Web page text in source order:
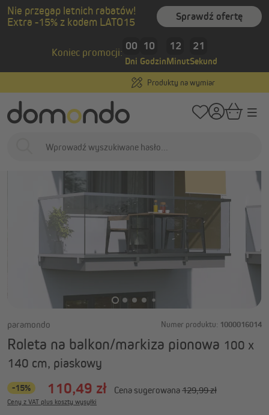
zawartości
Nie przegap letnich rabatów!
Extra -15% z kodem LATO15
Sprawdź ofertę
Koniec promocji: 00
Dni
10
Godzin
12
Minut
20
Sekund
Produkty na wymiar
Strona główna Osłony zewnętrzne Markizy / Markizy w
paramondo Numer produktu: 1000016014
Roleta na balkon/markiza pionowa 100 x
140 cm, piaskowy
-15% 110,49 zł Cena sugerowana129,99 zł
Ceny z VAT plus koszty wysyłki